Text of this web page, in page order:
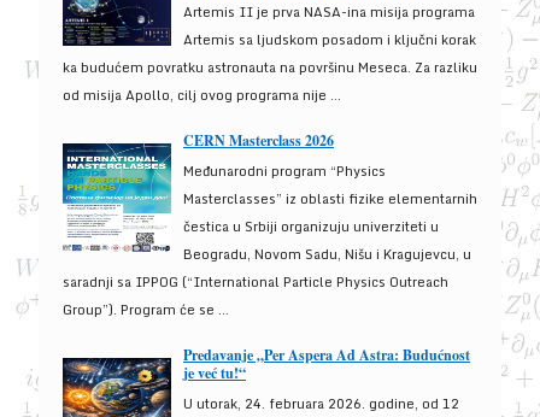
Artemis II je prva NASA-ina misija programa
Artemis sa ljudskom posadom i ključni korak
ka budućem povratku astronauta na površinu Meseca. Za razliku
od misija Apollo, cilj ovog programa nije ...
CERN Masterclass 2026
Međunarodni program “Physics
Masterclasses” iz oblasti fizike elementarnih
čestica u Srbiji organizuju univerziteti u
Beogradu, Novom Sadu, Nišu i Kragujevcu, u
saradnji sa IPPOG (“International Particle Physics Outreach
Group”). Program će se ...
Predavanje „Per Aspera Ad Astra: Budućnost
je već tu!“
U utorak, 24. februara 2026. godine, od 12